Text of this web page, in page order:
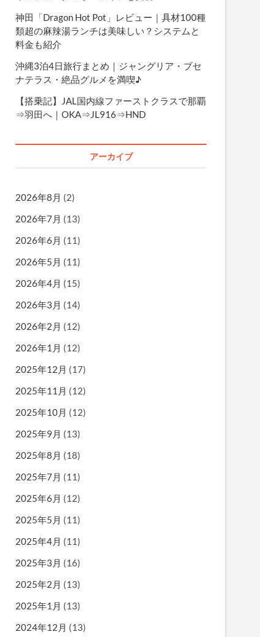
神田「Dragon Hot Pot」レビュー｜具材100種
類超の麻辣湯ランチは美味しい？システムと
料金も紹介
沖縄3泊4日旅行まとめ｜ジャングリア・ブセ
ナテラス・絶品グルメを満喫♪
【搭乗記】JAL国内線ファーストクラスで那覇
⇒羽田へ｜OKA⇒JL916⇒HND
アーカイブ
2026年8月 (2)
2026年7月 (13)
2026年6月 (11)
2026年5月 (11)
2026年4月 (15)
2026年3月 (14)
2026年2月 (12)
2026年1月 (12)
2025年12月 (17)
2025年11月 (12)
2025年10月 (12)
2025年9月 (13)
2025年8月 (18)
2025年7月 (11)
2025年6月 (12)
2025年5月 (11)
2025年4月 (11)
2025年3月 (16)
2025年2月 (13)
2025年1月 (13)
2024年12月 (13)